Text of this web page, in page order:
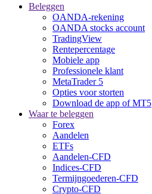
Beleggen
OANDA-rekening
OANDA stocks account
TradingView
Rentepercentage
Mobiele app
Professionele klant
MetaTrader 5
Opties voor storten
Download de app of MT5
Waar te beleggen
Forex
Aandelen
ETFs
Aandelen-CFD
Indices-CFD
Termijngoederen-CFD
Crypto-CFD